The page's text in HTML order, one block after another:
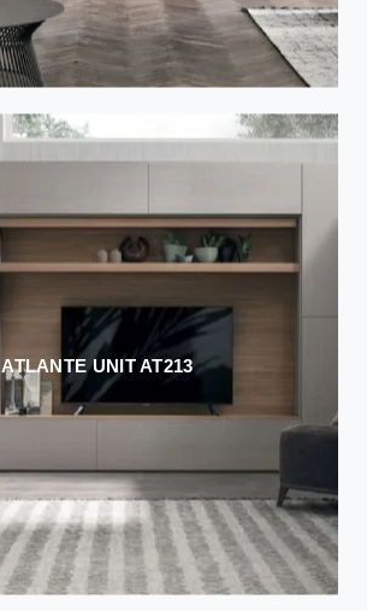
ATLANTE UNIT AT213